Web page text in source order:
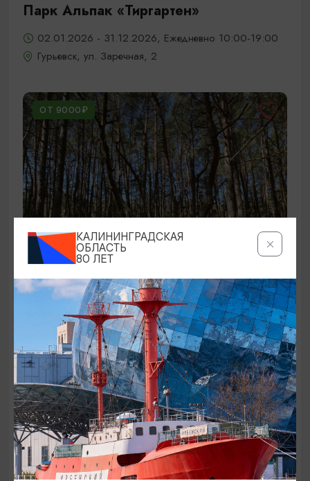
Парк Альпак «Тиргартен»
02.01.2026 - 31.12.2026, Ежедневно 10:00-19:00
Гурьевск, ул. Заречная, 2
ОТ 9000₽
ЭКСКУРСИИ УЧРЕЖДЕНИЙ КУЛЬТУРЫ
Аудиоспектакль «Истории Куршской
косы»
01.02.2026 - 31.12.2026, 13:00
Куршская коса
ОТ 2500₽
КАЛИНИНГРАДСКАЯ
ОБЛАСТЬ
80 ЛЕТ